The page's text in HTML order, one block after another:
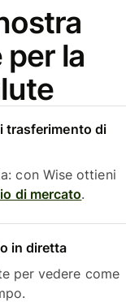
la
trasferimento di
con Wise ottieni
di mercato.
in diretta
per vedere come